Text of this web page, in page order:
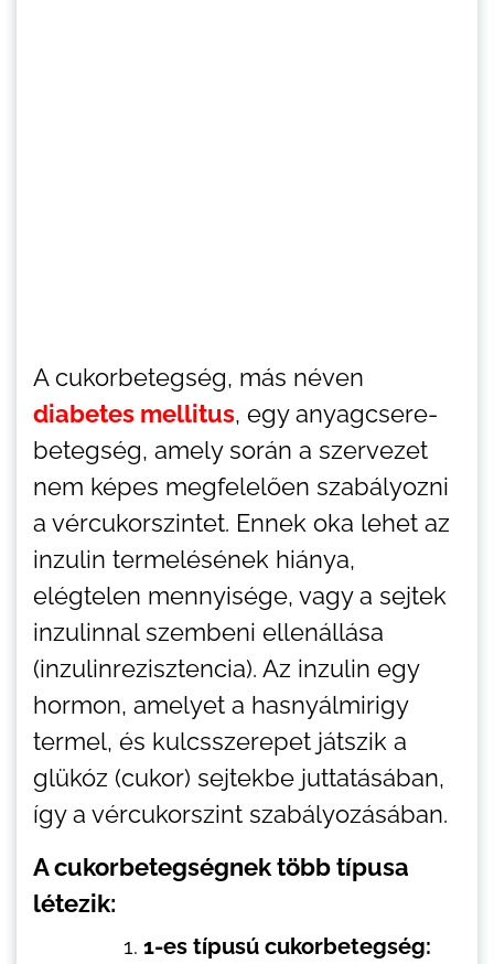
A cukorbetegség, más néven
diabetes mellitus, egy anyagcsere-
betegség, amely során a szervezet
nem képes megfelelően szabályozni
a vércukorszintet. Ennek oka lehet az
inzulin termelésének hiánya,
elégtelen mennyisége, vagy a sejtek
inzulinnal szembeni ellenállása
(inzulinrezisztencia). Az inzulin egy
hormon, amelyet a hasnyálmirigy
termel, és kulcsszerepet játszik a
glükóz (cukor) sejtekbe juttatásában,
így a vércukorszint szabályozásában.
A cukorbetegségnek több típusa
létezik:
1-es típusú cukorbetegség: